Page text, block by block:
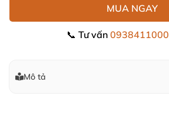
MUA NGAY
📞 Tư vấn 0938411000
Mô tả